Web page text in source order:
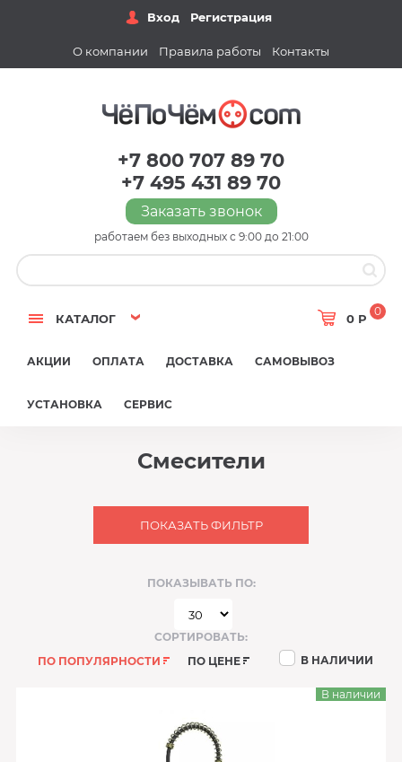
Вход Регистрация
О компании Правила работы Контакты
+7 800 707 89 70
+7 495 431 89 70
Заказать звонок
работаем без выходных с 9:00 до 21:00
КАТАЛОГ 0 Р
0
АКЦИИ ОПЛАТА ДОСТАВКА САМОВЫВОЗ
УСТАНОВКА СЕРВИС
Смесители
ПОКАЗАТЬ ФИЛЬТР
ПОКАЗЫВАТЬ ПО:
СОРТИРОВАТЬ:
ПО ПОПУЛЯРНОСТИ
ПО ЦЕНЕ В НАЛИЧИИ
В наличии